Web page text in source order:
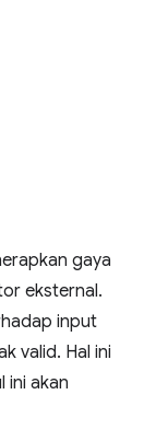
gaya
eksternal.
input
valid. Hal ini
ini akan